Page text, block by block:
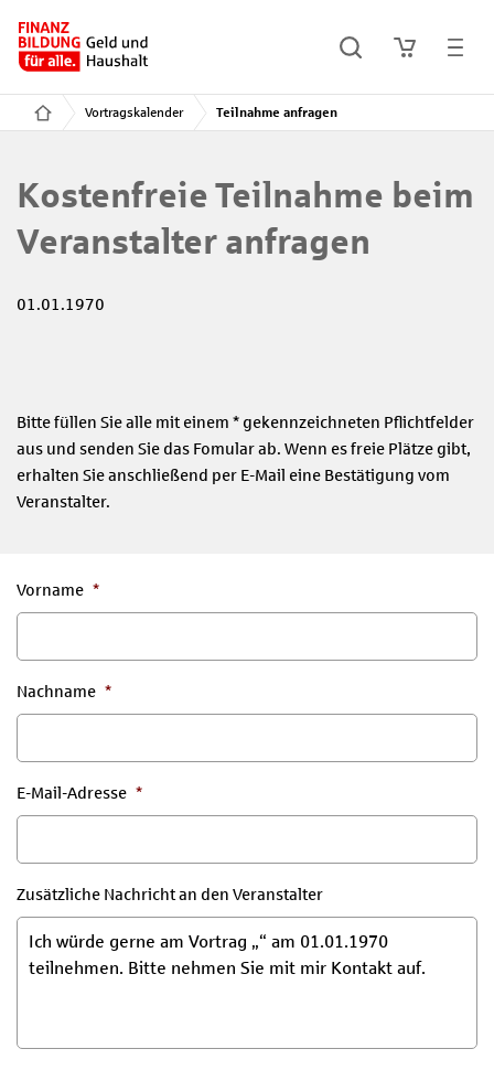
Vortragskalender Teilnahme anfragen
Kostenfreie Teilnahme beim
Veranstalter anfragen
01.01.1970
Bitte füllen Sie alle mit einem * gekennzeichneten Pflichtfelder
aus und senden Sie das Fomular ab. Wenn es freie Plätze gibt,
erhalten Sie anschließend per E-Mail eine Bestätigung vom
Veranstalter.
Vorname *
Nachname *
E-Mail-Adresse *
Zusätzliche Nachricht an den Veranstalter